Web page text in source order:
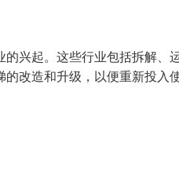
兴起。这些行业包括拆解、
改造和升级，以便重新投入